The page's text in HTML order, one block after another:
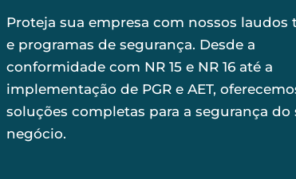
Proteja sua empresa com nossos laudos
e programas de segurança. Desde a
conformidade com NR 15 e NR 16 até a
implementação de PGR e AET,
soluções completas para a segurança do
negócio.